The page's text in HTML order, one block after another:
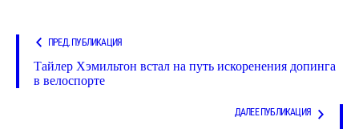
ПРЕД. ПУБЛИКАЦИЯ
Тайлер Хэмильтон встал на путь искоренения допинга
в велоспорте
ДАЛЕЕ ПУБЛИКАЦИЯ